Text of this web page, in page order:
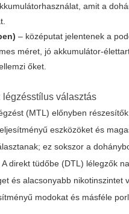
amit a
– középutat jelentenek a
méret, jó akkumulátor-
őket.
légzésstílus választás
(MTL) előnyben
eszközöket és
ez sokszor a
A direkt tüdőbe (DTL) lélegzők
és alacsonyabb nikotinszintet
modokat és másféle